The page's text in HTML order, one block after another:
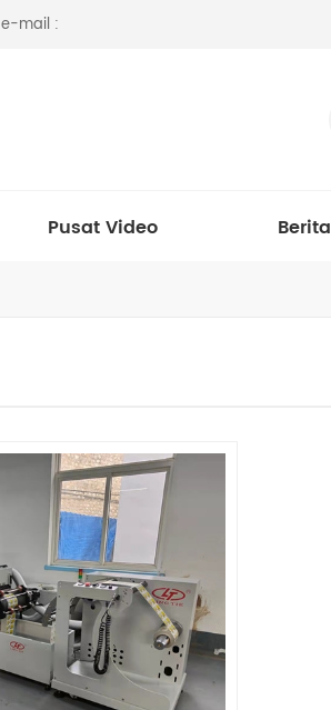
e-mail :
Pusat Video Berita